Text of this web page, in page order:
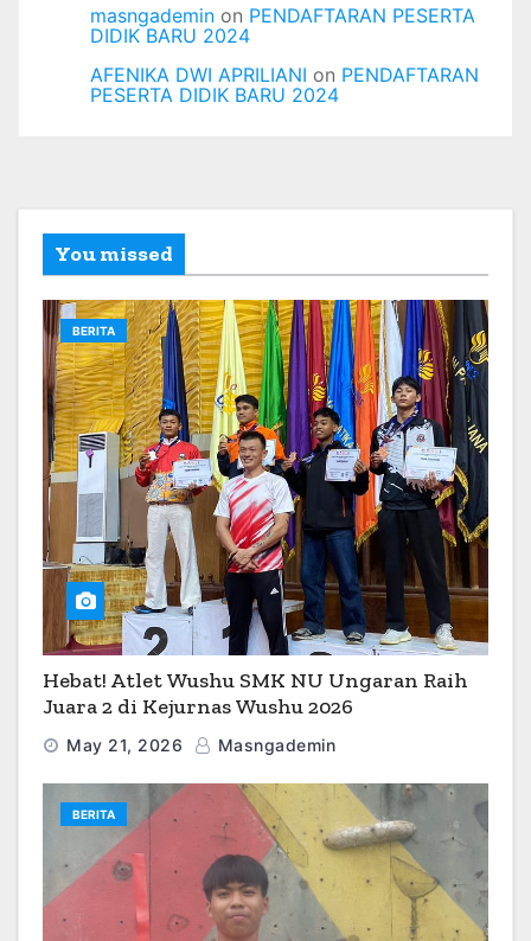
masngademin on PENDAFTARAN PESERTA
DIDIK BARU 2024
AFENIKA DWI APRILIANI on PENDAFTARAN
PESERTA DIDIK BARU 2024
You missed
BERITA
Hebat! Atlet Wushu SMK NU Ungaran Raih
Juara 2 di Kejurnas Wushu 2026
May 21, 2026 Masngademin
BERITA